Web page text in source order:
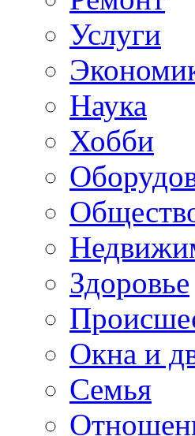
Услуги
Наука
Хобби
Здоровье
Окна и
Семья